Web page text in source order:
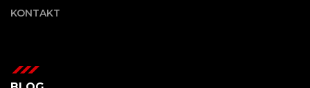
KONTAKT